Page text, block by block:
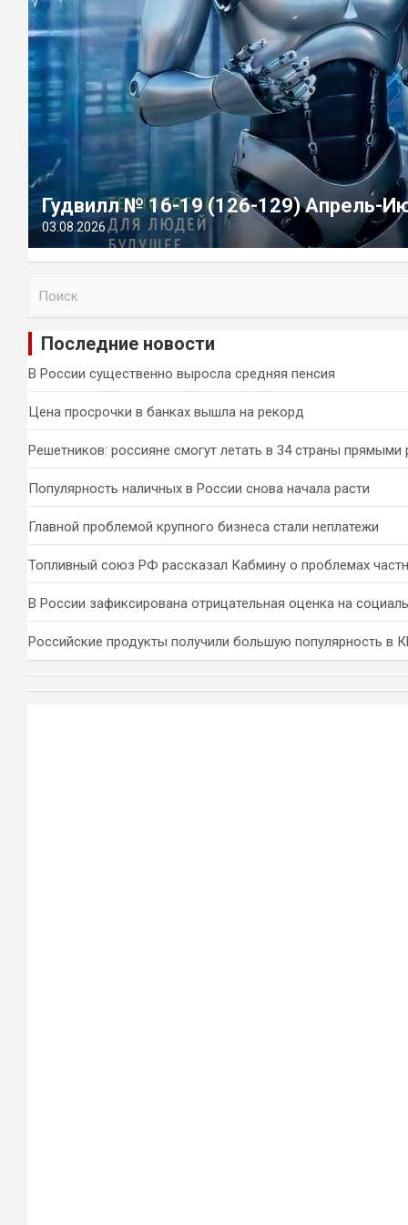
Гудвилл № 16-19 (126-129) Апрель-
03.08.2026
и
Последние новости
В России существенно выросла средняя пенсия
Цена просрочки в банках вышла на рекорд
Решетников: россияне смогут летать в 34 страны прямыми
Популярность наличных в России снова начала расти
Главной проблемой крупного бизнеса стали неплатежи
Топливный союз РФ рассказал Кабмину о проблемах
В России зафиксирована отрицательная оценка на
Российские продукты получили большую популярность в